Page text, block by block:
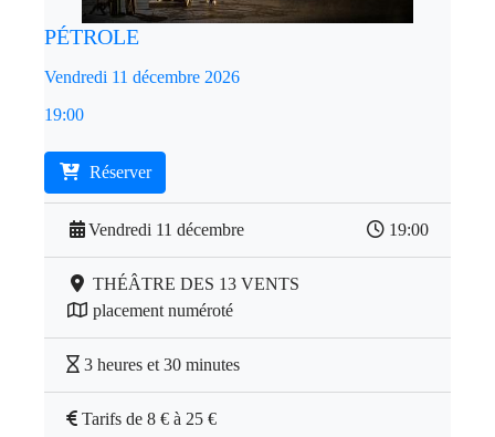
PÉTROLE
Vendredi 11 décembre 2026
19:00
Réserver
Vendredi 11 décembre 19:00
THÉÂTRE DES 13 VENTS
placement numéroté
3 heures et 30 minutes
Tarifs de 8 € à 25 €